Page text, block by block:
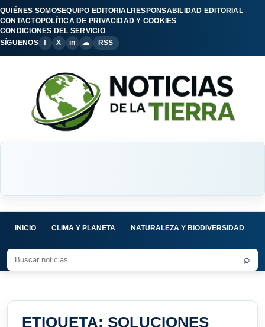
QUIÉNES SOMOSEQUIPO EDITORIALRESPONSABILIDAD EDITORIAL
CONTACTOPOLÍTICA DE PRIVACIDAD Y COOKIES
CONDICIONES DEL SERVICIO
SÍGUENOS
f X in ☁ RSS
INICIO CLIMA Y PLANETA NATURALEZA Y BIODIVERSIDAD
⌕
ETIQUETA: SOLUCIONES